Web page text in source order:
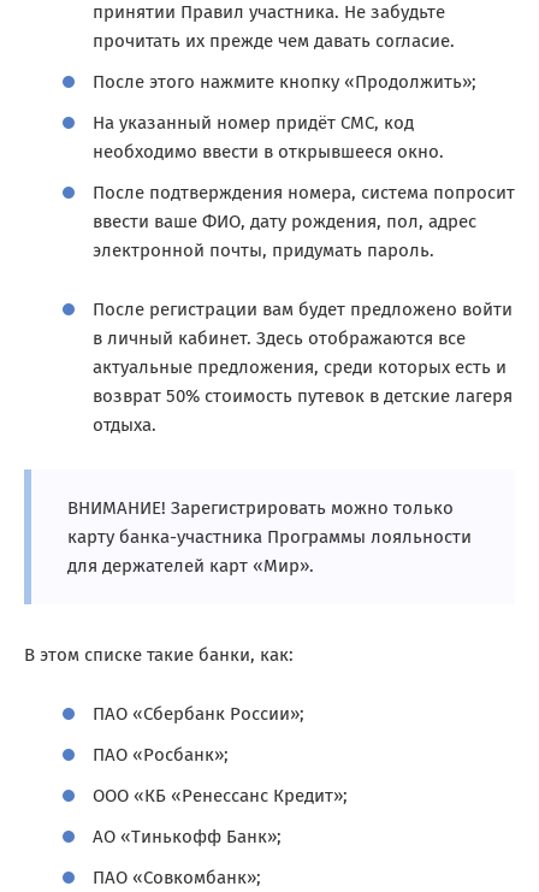
принятии Правил участника. Не забудьте
прочитать их прежде чем давать согласие.
После этого нажмите кнопку «Продолжить»;
На указанный номер придёт СМС, код
необходимо ввести в открывшееся окно.
После подтверждения номера, система попросит
ввести ваше ФИО, дату рождения, пол, адрес
электронной почты, придумать пароль.
После регистрации вам будет предложено войти
в личный кабинет. Здесь отображаются все
актуальные предложения, среди которых есть и
возврат 50% стоимость путевок в детские лагеря
отдыха.
ВНИМАНИЕ! Зарегистрировать можно только
карту банка-участника Программы лояльности
для держателей карт «Мир».
В этом списке такие банки, как:
ПАО «Сбербанк России»;
ПАО «Росбанк»;
ООО «КБ «Ренессанс Кредит»;
АО «Тинькофф Банк»;
ПАО «Совкомбанк»;